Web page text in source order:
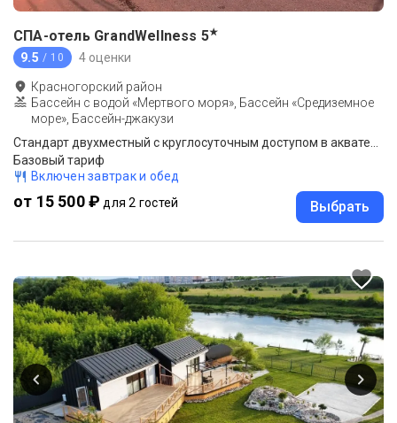
СПА-отель GrandWellness 5★
9.5 / 10 4 оценки
Красногорский район
Бассейн с водой «Мертвого моря», Бассейн «Средиземное
море», Бассейн-джакузи
Стандарт двухместный с круглосуточным доступом в акватермальную зону
Базовый тариф
Включен завтрак и обед
от 15 500 ₽ для 2 гостей Выбрать